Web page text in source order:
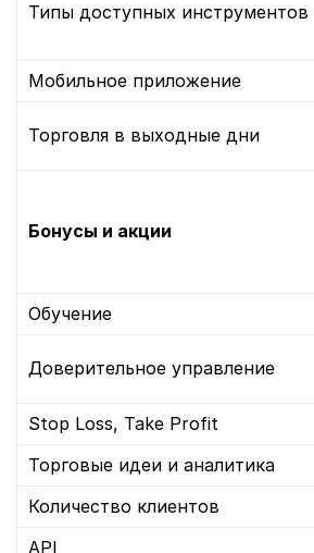
Типы доступных инструментов
Мобильное приложение
Торговля в выходные дни
Бонусы и акции
Обучение
Доверительное управление
Stop Loss, Take Profit
Торговые идеи и аналитика
Количество клиентов
API